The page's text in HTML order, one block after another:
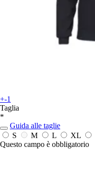
+-1
Taglia
*
Guida alle taglie
S
M L XL
Questo campo è obbligatorio